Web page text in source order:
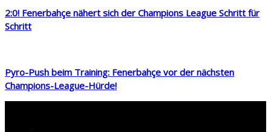
2:0! Fenerbahçe nähert sich der Champions League Schritt für
Schritt
Pyro-Push beim Training: Fenerbahçe vor der nächsten
Champions-League-Hürde!